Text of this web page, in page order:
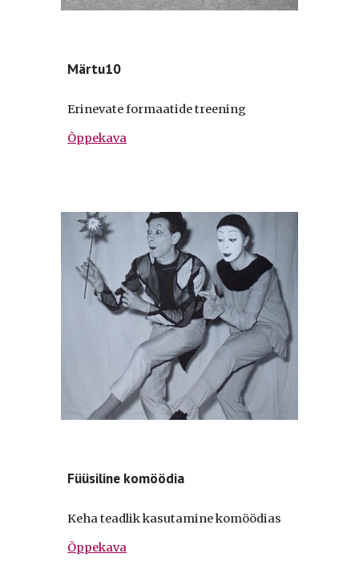
Märtu10
Erinevate formaatide treening
Õppekava
Füüsiline komöödia
Keha teadlik kasutamine komöödias
Õppekava